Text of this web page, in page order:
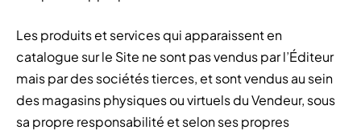
Les produits et services qui apparaissent en
catalogue sur le Site ne sont pas vendus par l’Éditeur
mais par des sociétés tierces, et sont vendus au sein
des magasins physiques ou virtuels du Vendeur, sous
sa propre responsabilité et selon ses propres